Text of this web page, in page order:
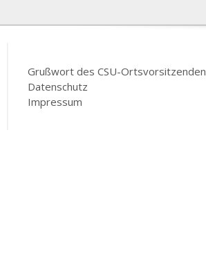
Grußwort des CSU-Ortsvorsitzenden
Datenschutz
Impressum